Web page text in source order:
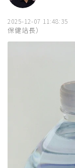
2025-12-07 11:48:35
保健站長）